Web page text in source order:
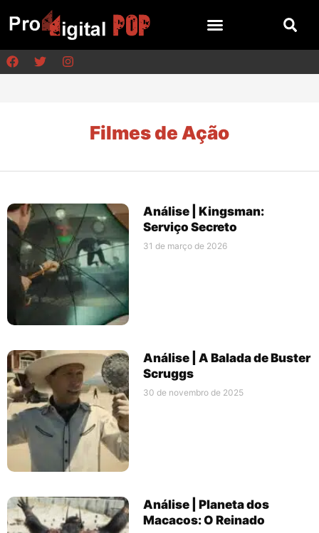
Filmes de Ação
Análise | Kingsman:
Serviço Secreto
31 de março de 2026
Análise | A Balada de Buster
Scruggs
30 de novembro de 2025
Análise | Planeta dos
Macacos: O Reinado